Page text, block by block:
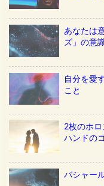
あなたは
ズ」の意
自分を愛
こと
2枚のホ
ハンドの
バシャー